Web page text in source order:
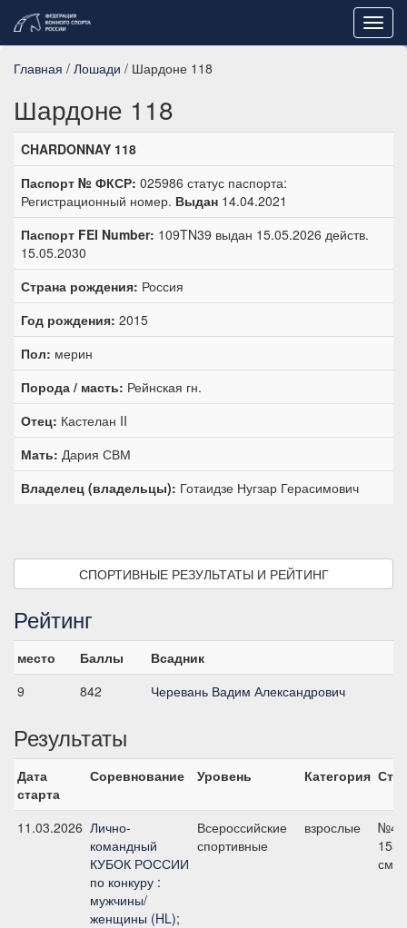
Главная / Лошади / Шардоне 118
Шардоне 118
CHARDONNAY 118
Паспорт № ФКСР: 025986 статус паспорта:
Регистрационный номер. Выдан 14.04.2021
Паспорт FEI Number: 109TN39 выдан 15.05.2026 действ.
15.05.2030
Страна рождения: Россия
Год рождения: 2015
Пол: мерин
Порода / масть: Рейнская гн.
Отец: Кастелан II
Мать: Дария СВМ
Владелец (владельцы): Готаидзе Нугзар Герасимович
СПОРТИВНЫЕ РЕЗУЛЬТАТЫ И РЕЙТИНГ
Рейтинг
место Баллы
Всадник
9
842 Черевань Вадим Александрович
Результаты
Дата
старта
Соревнование Уровень Категория
11.03.2026 Лично-
командный
КУБОК РОССИИ
по конкуру :
мужчины/
женщины (HL);
Всероссийские
спортивные
взрослые
№4,
155
см